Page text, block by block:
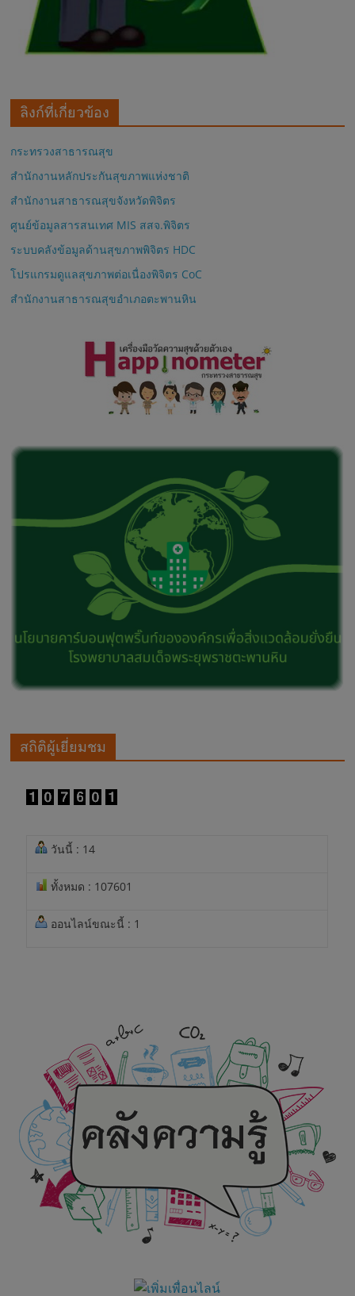
ลิงก์ที่เกี่ยวข้อง
กระทรวงสาธารณสุข
สำนักงานหลักประกันสุขภาพแห่งชาติ
สำนักงานสาธารณสุขจังหวัดพิจิตร
ศูนย์ข้อมูลสารสนเทศ MIS สสจ.พิจิตร
ระบบคลังข้อมูลด้านสุขภาพพิจิตร HDC
โปรแกรมดูแลสุขภาพต่อเนื่องพิจิตร CoC
สำนักงานสาธารณสุขอำเภอตะพานหิน
สถิติผู้เยี่ยมชม
วันนี้ : 14
ทั้งหมด : 107601
ออนไลน์ขณะนี้ : 1